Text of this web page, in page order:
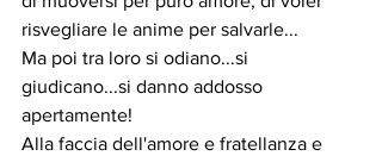
risvegliare le anime per salvarle...
Ma poi tra loro si odiano...si
giudicano...si danno addosso
apertamente!
Alla faccia dell'amore e fratellanza e